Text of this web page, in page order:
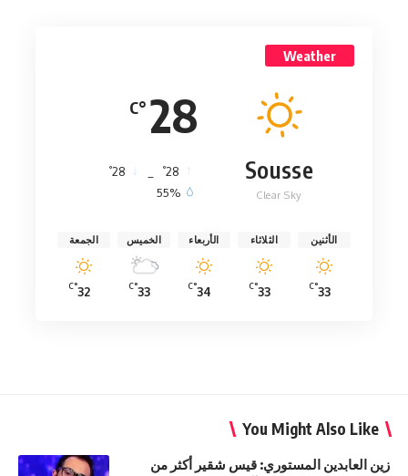
Weather
28
°C
Sousse
Clear Sky
28
°
28
°
55%
الأثنين
33
°C
الثلاثاء
33
°C
الأربعاء
34
°C
الخميس
33
°C
الجمعة
32
°C
You Might Also Like
زين العابدين المستوري: قيس شقير أكثر من